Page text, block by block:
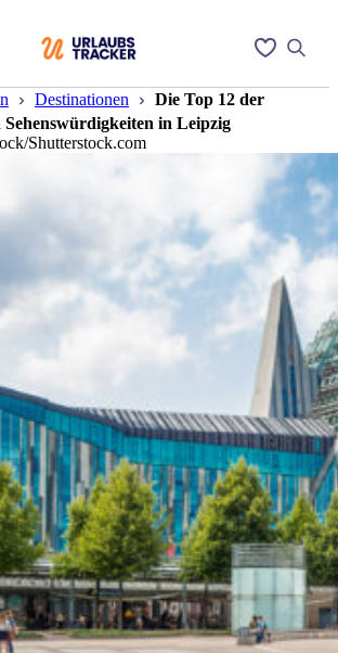
Destinationen
Die Top 12 der
Sehenswürdigkeiten in Leipzig
Shutterstock.com